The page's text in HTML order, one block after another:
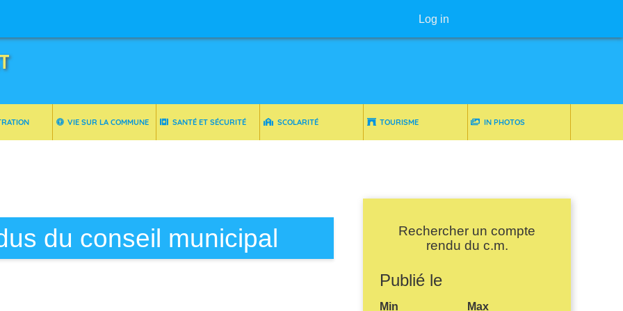
Log in
VIE SUR LA COMMUNE SANTÉ ET SÉCURITÉ SCOLARITÉ TOURISME IN PHOTOS
du conseil municipal
Rechercher un compte
rendu du c.m.
Publié le
Min Max